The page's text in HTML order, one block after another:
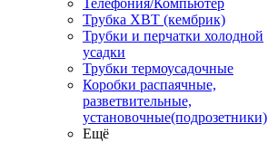
Телефония/Компьютер
Трубка ХВТ (кембрик)
Трубки и перчатки холодной
усадки
Трубки термоусадочные
Коробки распаячные,
разветвительные,
установочные(подрозетники)
Ещё